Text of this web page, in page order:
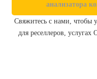
анализатора
Свяжитесь с нами, чтобы
для реселлеров,